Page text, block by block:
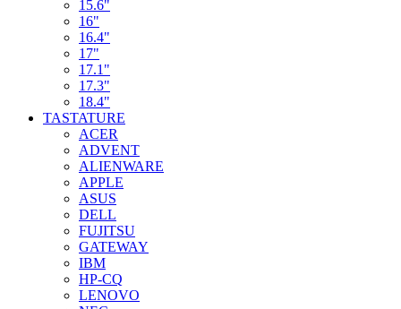
15.6"
16"
16.4"
17"
17.1"
17.3"
18.4"
TASTATURE
ACER
ADVENT
ALIENWARE
APPLE
ASUS
DELL
FUJITSU
GATEWAY
IBM
HP-CQ
LENOVO